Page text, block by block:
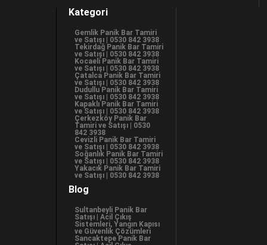
Kategori
Gemlik Panik Bar Tamiri
ve Satışı | 0530 842 3938
Tekirdağ Panik Bar Tamiri
ve Satışı | 0530 842 3938
Kocaeli Panik Bar Tamiri
ve Satışı | 0530 842 3938
Çatalca Panik Bar Tamiri
ve Satışı | 0530 842 3938
Dudullu Panik Bar Tamiri
ve Satışı | 0530 842 3938
Kapaklı Panik Bar Tamiri
ve Satışı | 0530 842 3938
Çerkezköy Panik Bar
Tamiri ve Satışı | 0530
842 3938
Cevizli Panik Bar Tamiri
ve Satışı | 0530 842 3938
Soğanlık Panik Bar Tamiri
ve Satışı | 0530 842 3938
Yakacık Panik Bar Tamiri
ve Satışı | 0530 842 3938
Blog
Sultanbeyli Panik Bar
Satışı | Acil Çıkış
Sistemleri, Yangın Kapısı
ve Güvenlik Çözümleri
Sancaktepe Panik Bar